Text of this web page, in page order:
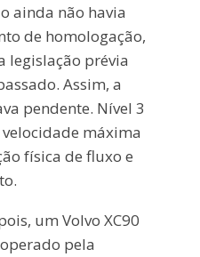
ainda não havia
de homologação,
legislação prévia
Assim, a
pendente. Nível 3
máxima
física de fluxo e
um Volvo XC90
pela